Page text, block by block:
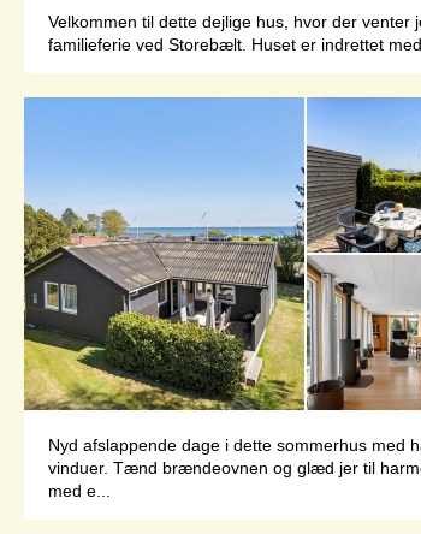
Velkommen til dette dejlige hus, hvor der
familieferie ved Storebælt. Huset er indrettet
Nyd afslappende dage i dette sommerhus med
vinduer. Tænd brændeovnen og glæd jer til
med e...